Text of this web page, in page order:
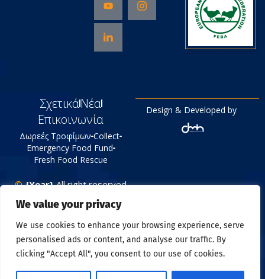
We value your privacy
We use cookies to enhance your browsing experience, serve
personalised ads or content, and analyse our traffic. By
clicking "Accept All", you consent to our use of cookies.
ΣχετικάΝέα
Επικοινωνία
Δωρεές Τροφίμων Collect
Emergency Food Fund
Fresh Food Rescue
© {Year}All right reserved
Tράπεζα Τροφίμων
Πολιτική Απορρήτου
Design & Developed by